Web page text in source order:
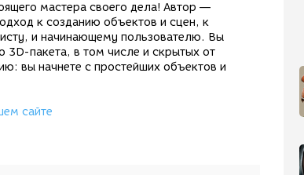
мастера своего дела! Автор —
к созданию объектов и сцен, к
и начинающему пользователю. Вы
3D-пакета, в том числе и скрытых от
вы начнете с простейших объектов и
сайте